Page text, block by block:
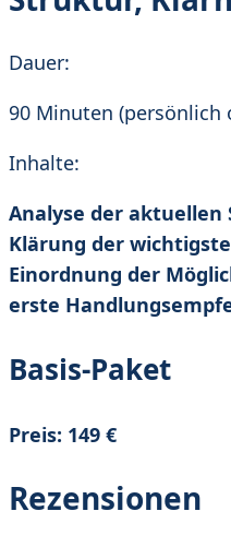
Dauer:
90 Minuten (persönlich
Inhalte:
Analyse der aktuellen
Klärung der
Einordnung der
erste
Basis-Paket
Preis: 149 €
Rezensionen